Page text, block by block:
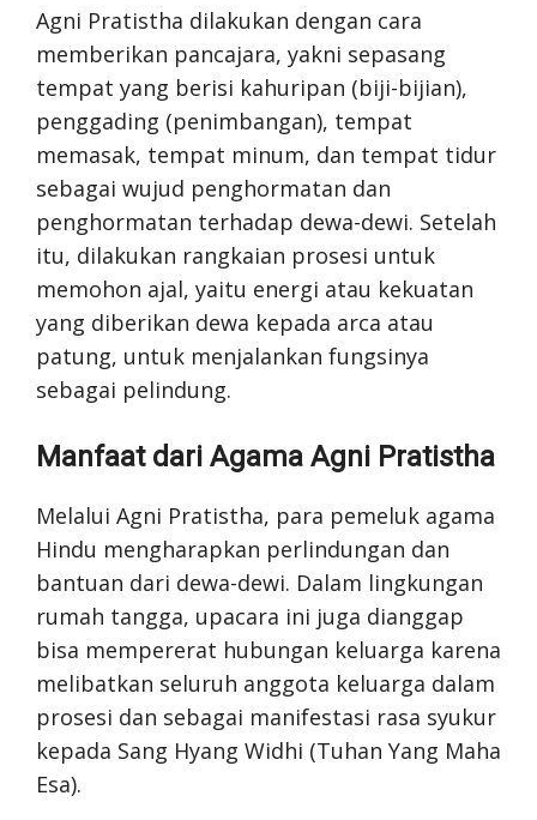
Agni Pratistha dilakukan dengan cara
memberikan pancajara, yakni sepasang
tempat yang berisi kahuripan (biji-bijian),
penggading (penimbangan), tempat
memasak, tempat minum, dan tempat tidur
sebagai wujud penghormatan dan
penghormatan terhadap dewa-dewi. Setelah
itu, dilakukan rangkaian prosesi untuk
memohon ajal, yaitu energi atau kekuatan
yang diberikan dewa kepada arca atau
patung, untuk menjalankan fungsinya
sebagai pelindung.
Manfaat dari Agama Agni Pratistha
Melalui Agni Pratistha, para pemeluk agama
Hindu mengharapkan perlindungan dan
bantuan dari dewa-dewi. Dalam lingkungan
rumah tangga, upacara ini juga dianggap
bisa mempererat hubungan keluarga karena
melibatkan seluruh anggota keluarga dalam
prosesi dan sebagai manifestasi rasa syukur
kepada Sang Hyang Widhi (Tuhan Yang Maha
Esa).